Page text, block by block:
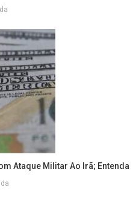
Ataque Militar Ao Irã; Entenda